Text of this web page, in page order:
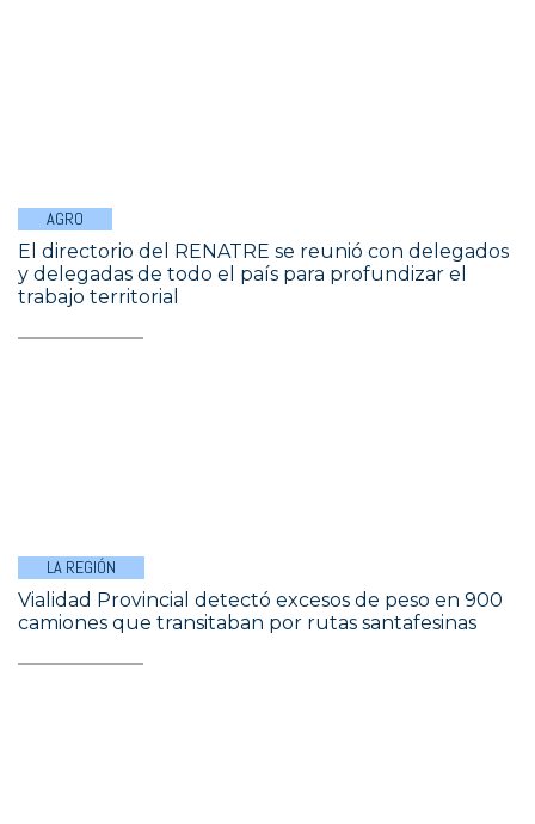
AGRO
El directorio del RENATRE se reunió con delegados
y delegadas de todo el país para profundizar el
trabajo territorial
LA REGIÓN
Vialidad Provincial detectó excesos de peso en 900
camiones que transitaban por rutas santafesinas